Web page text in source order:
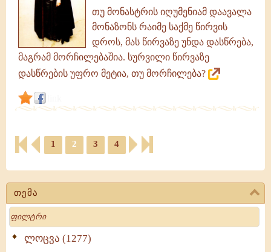
თემა
Search
ლოცვა (1277)
თუ მონასტრის იღუმენიამ დაავალა
მონაზონს რაიმე საქმე წირვის
დროს, მას წირვაზე უნდა დასწრება,
მაგრამ მორჩილებაშია. სურვილი წირვაზე
დასწრების უფრო მეტია, თუ მორჩილება?
1 2 3 4